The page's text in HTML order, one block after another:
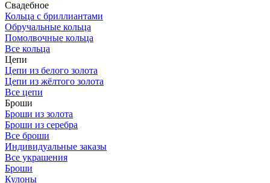
Свадебное
Кольца с бриллиантами
Обручальные кольца
Помолвочные кольца
Все кольца
Цепи
Цепи из белого золота
Цепи из жёлтого золота
Все цепи
Броши
Броши из золота
Броши из серебра
Все броши
Индивидуальные заказы
Все украшения
Броши
Кулоны